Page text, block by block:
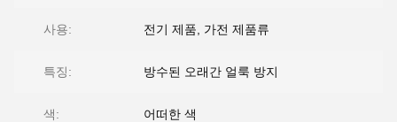
사용: 전기 제품, 가전 제품류
특징: 방수된 오래간 얼룩 방지
색: 어떠한 색